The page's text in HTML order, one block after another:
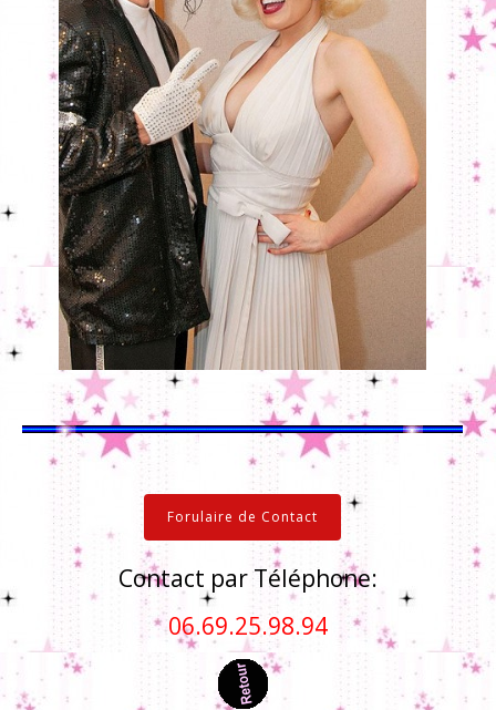
Forulaire de Contact
Contact par Téléphone:
06.69.25.98.94